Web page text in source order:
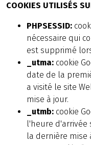
COOKIES UTILISÉS
PHPSESSID:
nécessaire qui
est supprimé
_utma: cookie
date de la
a visité le site
mise à jour.
_utmb: cookie
l'heure d'arrivée
la dernière mise